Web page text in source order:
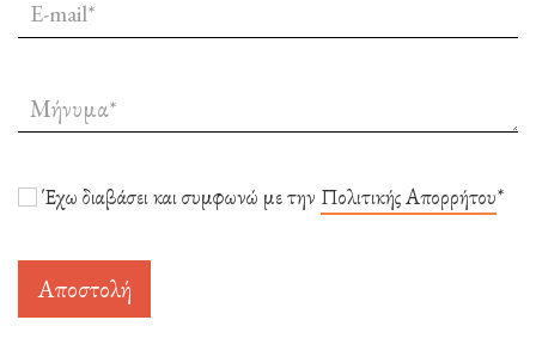
Έχω διαβάσει και συμφωνώ με την Πολιτικής Απορρήτου*
Αποστολή